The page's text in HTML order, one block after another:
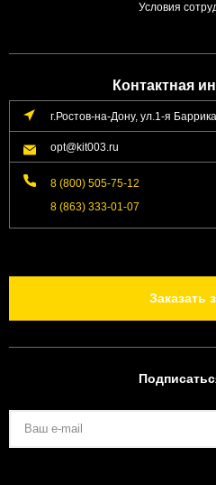
Условия
Контактная
г.Ростов-на-Дону, ул.1-я
opt@kit003.ru
8 (800) 505-75-12
8 (863) 333-01-07
Заказать